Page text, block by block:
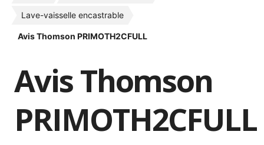
Lave-vaisselle encastrable
Avis Thomson PRIMOTH2CFULL
Avis Thomson
PRIMOTH2CFULL